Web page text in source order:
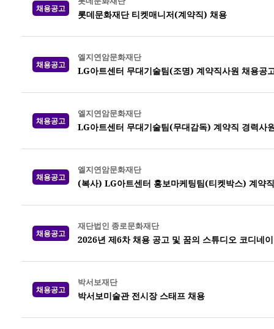
채용공고
롯데문화재단 티켓매니저(계약직) 채용
채용공고
엘지연암문화재단
LG아트센터 무대기술팀(조명) 계약직사원 채용공
채용공고
엘지연암문화재단
LG아트센터 무대기술팀(무대감독) 계약직 경력사
채용공고
엘지연암문화재단
(복사) LG아트센터 홍보마케팅팀(티켓박스) 계약
채용공고
재단법인 종로문화재단
2026년 제6차 채용 공고 및 꿈의 스튜디오 코디네
채용공고
박서보재단
박서보미술관 전시장 스태프 채용